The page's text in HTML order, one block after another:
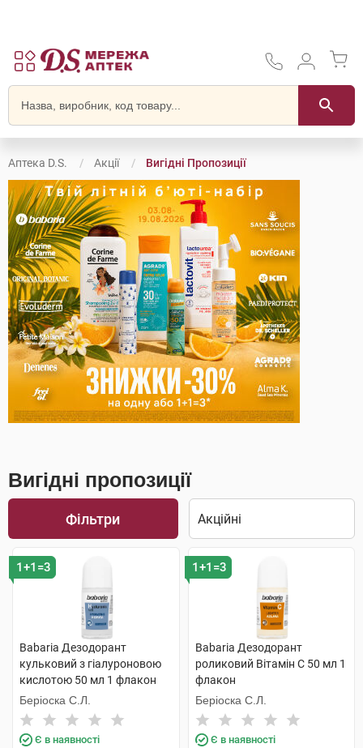
Аптека D.S. Акції Вигідні Пропозиції
Вигідні пропозиції
Фільтри
1+1=3
Babaria Дезодорант
кульковий з гіалуроновою
кислотою 50 мл 1 флакон
Беріоска С.Л.
Є в наявності
1+1=3
Babaria Дезодорант
роликовий Вітамін С 50 мл 1
флакон
Беріоска С.Л.
Є в наявності